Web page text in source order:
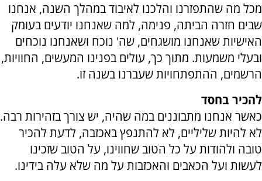
מכל מה שהתפזרנו והלכנו לאיבוד במהלך השנה, אנחנו
שבים חזרה הביתה, פנימה, למה שאנחנו יודעים בעומק
האישיות שאנחנו מושגחים, שה' נוכח ושאנחנו נוכחים
ובעלי משמעות. מתוך כך, עולים בפנינו המעשים, החוויות,
הרשמים, ההתפתחויות שעברנו בשנה זו.
להכיר בחסד
כאשר אנחנו מתבוננים במה שהיה, יש צורך בזהירות רבה.
לא להיות שליליים, לא להתנפץ באכזבה, לדעת להכיר
טובה ולהודות על כל הטוב שחווינו, על הטוב שזכינו
לעשות ועל הכאבים והאכזבות על מה שלא עלה בידינו.